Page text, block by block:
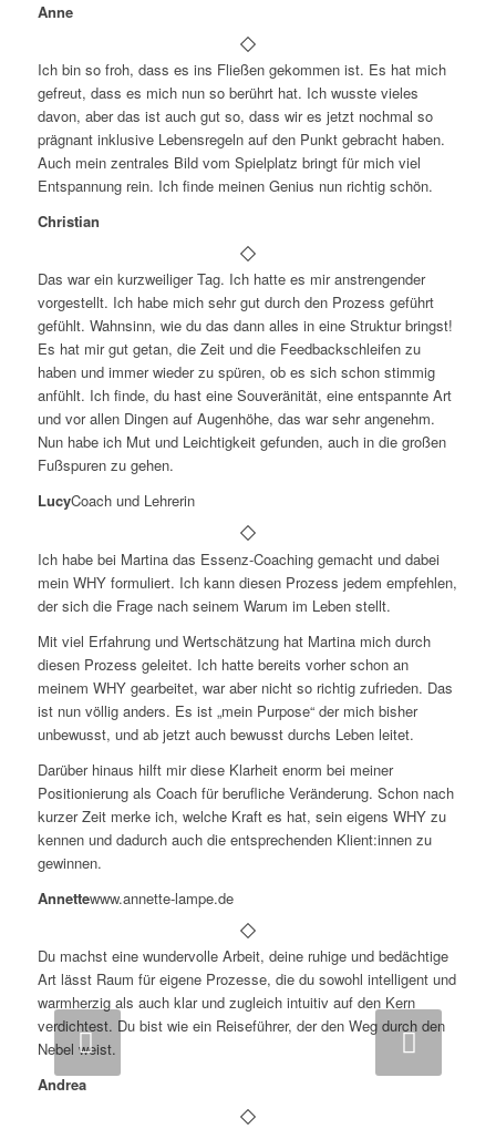
Anne
Ich bin so froh, dass es ins Fließen gekommen ist. Es hat mich
gefreut, dass es mich nun so berührt hat. Ich wusste vieles
davon, aber das ist auch gut so, dass wir es jetzt nochmal so
prägnant inklusive Lebensregeln auf den Punkt gebracht haben.
Auch mein zentrales Bild vom Spielplatz bringt für mich viel
Entspannung rein. Ich finde meinen Genius nun richtig schön.
Christian
Das war ein kurzweiliger Tag. Ich hatte es mir anstrengender
vorgestellt. Ich habe mich sehr gut durch den Prozess geführt
gefühlt. Wahnsinn, wie du das dann alles in eine Struktur bringst!
Es hat mir gut getan, die Zeit und die Feedbackschleifen zu
haben und immer wieder zu spüren, ob es sich schon stimmig
anfühlt. Ich finde, du hast eine Souveränität, eine entspannte Art
und vor allen Dingen auf Augenhöhe, das war sehr angenehm.
Nun habe ich Mut und Leichtigkeit gefunden, auch in die großen
Fußspuren zu gehen.
LucyCoach und Lehrerin
Ich habe bei Martina das Essenz-Coaching gemacht und dabei
mein WHY formuliert. Ich kann diesen Prozess jedem empfehlen,
der sich die Frage nach seinem Warum im Leben stellt.
Mit viel Erfahrung und Wertschätzung hat Martina mich durch
diesen Prozess geleitet. Ich hatte bereits vorher schon an
meinem WHY gearbeitet, war aber nicht so richtig zufrieden. Das
ist nun völlig anders. Es ist „mein Purpose“ der mich bisher
unbewusst, und ab jetzt auch bewusst durchs Leben leitet.
Darüber hinaus hilft mir diese Klarheit enorm bei meiner
Positionierung als Coach für berufliche Veränderung. Schon nach
kurzer Zeit merke ich, welche Kraft es hat, sein eigens WHY zu
kennen und dadurch auch die entsprechenden Klient:innen zu
gewinnen.
Annettewww.annette-lampe.de
Du machst eine wundervolle Arbeit, deine ruhige und bedächtige
Art lässt Raum für eigene Prozesse, die du sowohl intelligent und
warmherzig als auch klar und zugleich intuitiv auf den Kern
verdichtest. Du bist wie ein Reiseführer, der den Weg durch den
Nebel weist.
Andrea
Weiter